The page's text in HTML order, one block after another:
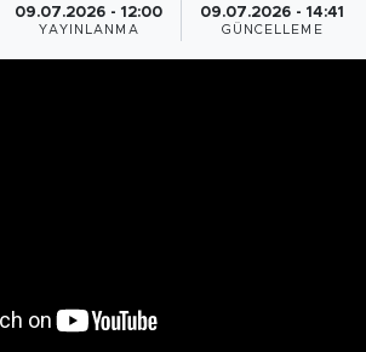
09.07.2026 - 12:00
YAYINLANMA
09.07.2026 - 14:41
GÜNCELLEME